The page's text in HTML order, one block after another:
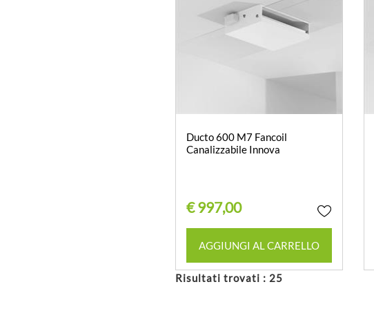
Ducto 600 M7 Fancoil
Canalizzabile Innova
€ 997,00
AGGIUNGI AL CARRELLO
Risultati trovati : 25